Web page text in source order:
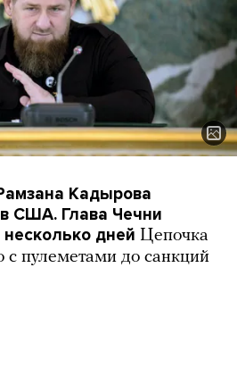
Кадырова
США. Глава Чечни
дней Цепочка
с пулеметами до санкций